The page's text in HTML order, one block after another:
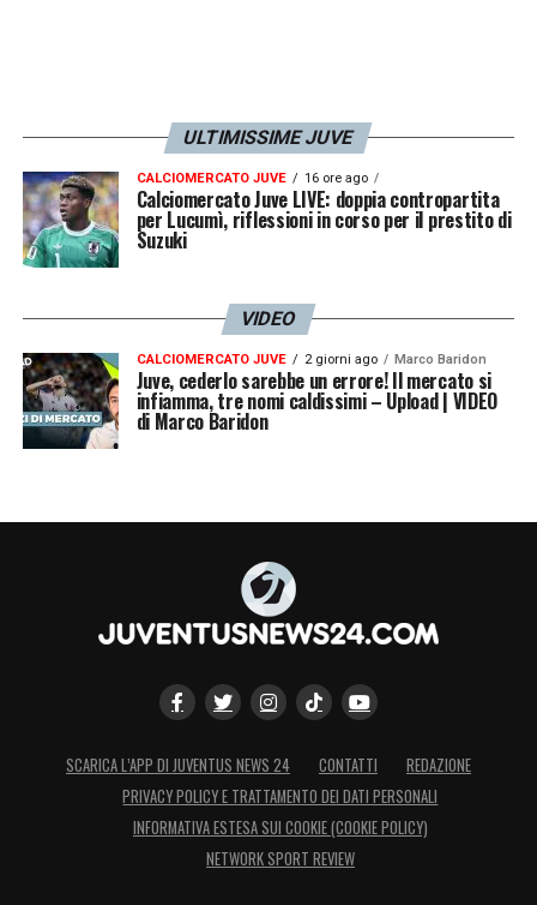
ULTIMISSIME JUVE
CALCIOMERCATO JUVE 16 ore ago
Calciomercato Juve LIVE: doppia contropartita
per Lucumì, riflessioni in corso per il prestito di
Suzuki
VIDEO
CALCIOMERCATO JUVE 2 giorni ago Marco Baridon
Juve, cederlo sarebbe un errore! Il mercato si
infiamma, tre nomi caldissimi – Upload | VIDEO
di Marco Baridon
SCARICA L’APP DI JUVENTUS NEWS 24 CONTATTI
REDAZIONE
PRIVACY POLICY E TRATTAMENTO DEI DATI PERSONALI
INFORMATIVA ESTESA SUI COOKIE (COOKIE POLICY)
NETWORK SPORT REVIEW